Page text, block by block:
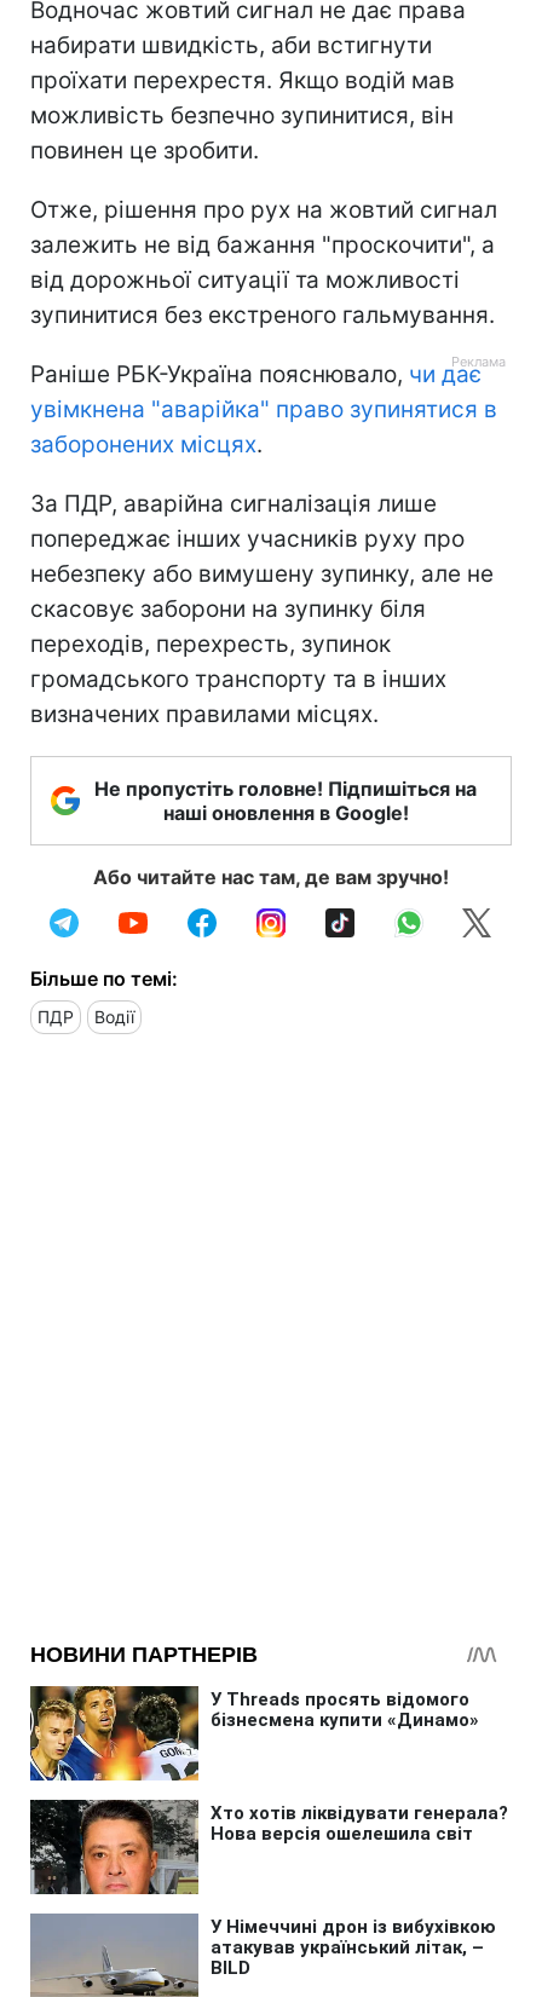
Водночас жовтий сигнал не дає права
набирати швидкість, аби встигнути
проїхати перехрестя. Якщо водій мав
можливість безпечно зупинитися, він
повинен це зробити.
Отже, рішення про рух на жовтий сигнал
залежить не від бажання "проскочити", а
від дорожньої ситуації та можливості
зупинитися без екстреного гальмування.
Раніше РБК-Україна пояснювало, чи дає
увімкнена "аварійка" право зупинятися в
заборонених місцях.
За ПДР, аварійна сигналізація лише
попереджає інших учасників руху про
небезпеку або вимушену зупинку, але не
скасовує заборони на зупинку біля
переходів, перехресть, зупинок
громадського транспорту та в інших
визначених правилами місцях.
Не пропустіть головне! Підпишіться на
наші оновлення в Google!
Або читайте нас там, де вам зручно!
Більше по темі:
ПДР Водії